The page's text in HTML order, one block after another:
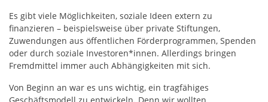
Es gibt viele Möglichkeiten, soziale Ideen extern zu
finanzieren – beispielsweise über private Stiftungen,
Zuwendungen aus öffentlichen Förderprogrammen, Spenden
oder durch soziale Investoren*innen. Allerdings bringen
Fremdmittel immer auch Abhängigkeiten mit sich.
Von Beginn an war es uns wichtig, ein tragfähiges